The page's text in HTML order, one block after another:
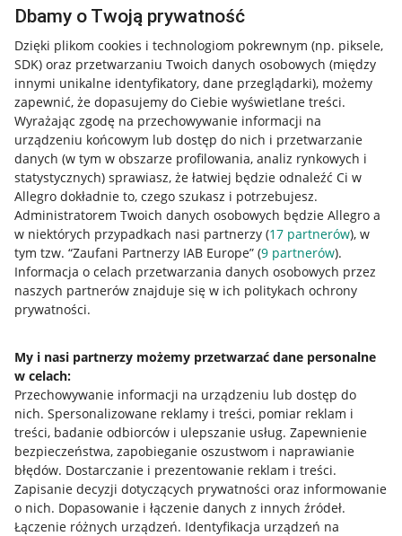
Dbamy o Twoją prywatność
Dzięki plikom cookies i technologiom pokrewnym (np. piksele,
SDK) oraz przetwarzaniu Twoich danych osobowych (między
innymi unikalne identyfikatory, dane przeglądarki), możemy
zapewnić, że dopasujemy do Ciebie wyświetlane treści.
Wyrażając zgodę na przechowywanie informacji na
urządzeniu końcowym lub dostęp do nich i przetwarzanie
danych (w tym w obszarze profilowania, analiz rynkowych i
statystycznych) sprawiasz, że łatwiej będzie odnaleźć Ci w
Allegro dokładnie to, czego szukasz i potrzebujesz.
Administratorem Twoich danych osobowych będzie Allegro a
w niektórych przypadkach nasi partnerzy (17 partnerów), w
tym tzw. “Zaufani Partnerzy IAB Europe” (9 partnerów).
Informacja o celach przetwarzania danych osobowych przez
naszych partnerów znajduje się w ich politykach ochrony
prywatności.
My i nasi partnerzy możemy przetwarzać dane personalne
w celach:
Przechowywanie informacji na urządzeniu lub dostęp do
nich. Spersonalizowane reklamy i treści, pomiar reklam i
treści, badanie odbiorców i ulepszanie usług. Zapewnienie
bezpieczeństwa, zapobieganie oszustwom i naprawianie
błędów. Dostarczanie i prezentowanie reklam i treści.
Zapisanie decyzji dotyczących prywatności oraz informowanie
o nich. Dopasowanie i łączenie danych z innych źródeł.
Łączenie różnych urządzeń. Identyfikacja urządzeń na
Przydatne informacje
Jak to działa
Allegro Gadane dla sprzedających
Allegro Gadane dla kupujących
Mapa miejscowości
Informacje prawne
Regulamin